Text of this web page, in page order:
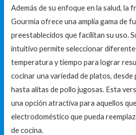
Además de su enfoque en la salud, la
Gourmia ofrece una amplia gama de
preestablecidos que facilitan su uso.
intuitivo permite seleccionar
temperatura y tiempo para lograr
cocinar una variedad de platos,
hasta alitas de pollo jugosas. Esta
una opción atractiva para aquellos
electrodoméstico que pueda
de cocina.